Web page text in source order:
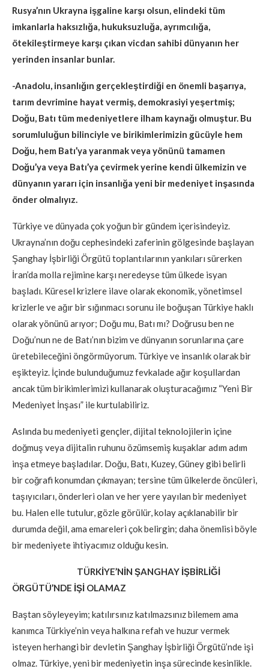
Rusya’nın Ukrayna işgaline karşı olsun, elindeki tüm
imkanlarla haksızlığa, hukuksuzluğa, ayrımcılığa,
ötekileştirmeye karşı çıkan vicdan sahibi dünyanın her
yerinden insanlar bunlar.
-Anadolu, insanlığın gerçekleştirdiği en önemli başarıya,
tarım devrimine hayat vermiş, demokrasiyi yeşertmiş;
Doğu, Batı tüm medeniyetlere ilham kaynağı olmuştur. Bu
sorumluluğun bilinciyle ve birikimlerimizin gücüyle hem
Doğu, hem Batı’ya yaranmak veya yönünü tamamen
Doğu’ya veya Batı’ya çevirmek yerine kendi ülkemizin ve
dünyanın yararı için insanlığa yeni bir medeniyet inşasında
önder olmalıyız.
Türkiye ve dünyada çok yoğun bir gündem içerisindeyiz.
Ukrayna’nın doğu cephesindeki zaferinin gölgesinde başlayan
Şanghay İşbirliği Örgütü toplantılarının yankıları sürerken
İran’da molla rejimine karşı neredeyse tüm ülkede isyan
başladı. Küresel krizlere ilave olarak ekonomik, yönetimsel
krizlerle ve ağır bir sığınmacı sorunu ile boğuşan Türkiye haklı
olarak yönünü arıyor; Doğu mu, Batı mı? Doğrusu ben ne
Doğu’nun ne de Batı’nın bizim ve dünyanın sorunlarına çare
üretebileceğini öngörmüyorum. Türkiye ve insanlık olarak bir
eşikteyiz. İçinde bulunduğumuz fevkalade ağır koşullardan
ancak tüm birikimlerimizi kullanarak oluşturacağımız “Yeni Bir
Medeniyet İnşası” ile kurtulabiliriz.
Aslında bu medeniyeti gençler, dijital teknolojilerin içine
doğmuş veya dijitalin ruhunu özümsemiş kuşaklar adım adım
inşa etmeye başladılar. Doğu, Batı, Kuzey, Güney gibi belirli
bir coğrafi konumdan çıkmayan; tersine tüm ülkelerde öncüleri,
taşıyıcıları, önderleri olan ve her yere yayılan bir medeniyet
bu. Halen elle tutulur, gözle görülür, kolay açıklanabilir bir
durumda değil, ama emareleri çok belirgin; daha önemlisi böyle
bir medeniyete ihtiyacımız olduğu kesin.
TÜRKİYE’NİN ŞANGHAY İŞBİRLİĞİ
ÖRGÜTÜ’NDE İŞİ OLAMAZ
Baştan söyleyeyim; katılırsınız katılmazsınız bilemem ama
kanımca Türkiye’nin veya halkına refah ve huzur vermek
isteyen herhangi bir devletin Şanghay İşbirliği Örgütü’nde işi
olmaz. Türkiye, yeni bir medeniyetin inşa sürecinde kesinlikle.